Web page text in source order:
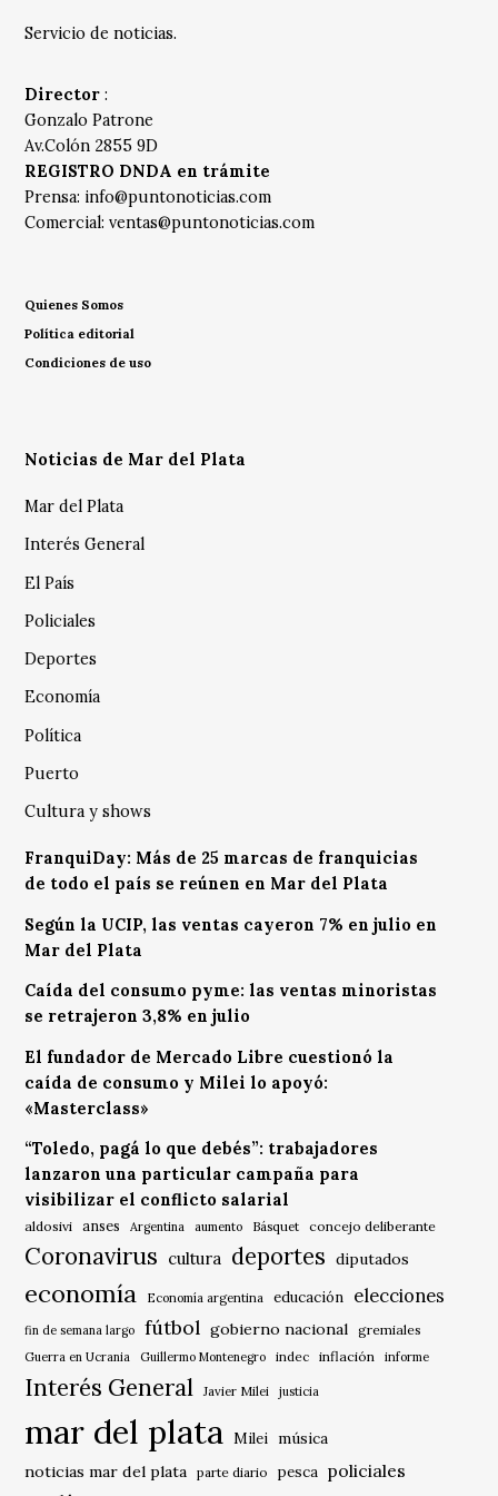
Servicio de noticias.
Director :
Gonzalo Patrone
Av.Colón 2855 9D
REGISTRO DNDA en trámite
Prensa: info@puntonoticias.com
Comercial:ventas@puntonoticias.com
Quienes Somos
Política editorial
Condiciones de uso
Noticias de Mar del Plata
Mar del Plata
Interés General
El País
Policiales
Deportes
Economía
Política
Puerto
Cultura y shows
FranquiDay: Más de 25 marcas de franquicias
de todo el país se reúnen en Mar del Plata
Según la UCIP, las ventas cayeron 7% en julio en
Mar del Plata
Caída del consumo pyme: las ventas minoristas
se retrajeron 3,8% en julio
El fundador de Mercado Libre cuestionó la
caída de consumo y Milei lo apoyó:
«Masterclass»
“Toledo, pagá lo que debés”: trabajadores
lanzaron una particular campaña para
visibilizar el conflicto salarial
aldosivi anses Argentina aumento Básquet concejo deliberante
Coronavirus cultura deportes diputados
economía Economía argentina educación elecciones
fin de semana largo fútbol gobierno nacional gremiales
Guerra en Ucrania Guillermo Montenegro indec inflación informe
Interés General Javier Milei justicia
mar del plata Milei música
noticias mar del plata
parte diario pesca policiales